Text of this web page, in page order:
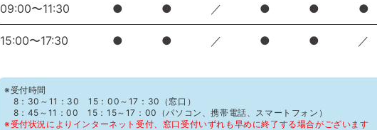
09:00〜11:30 ● ● ／ ● ● ●
15:00〜17:30 ● ● ／ ● ● ／
※受付時間
8：30～11：30 15：00～17：30（窓口）
8：45～11：00 15：15～17：00（パソコン、携帯電話、スマートフォン）
※受付状況によりインターネット受付、窓口受付いずれも早めに終了する場合がございます